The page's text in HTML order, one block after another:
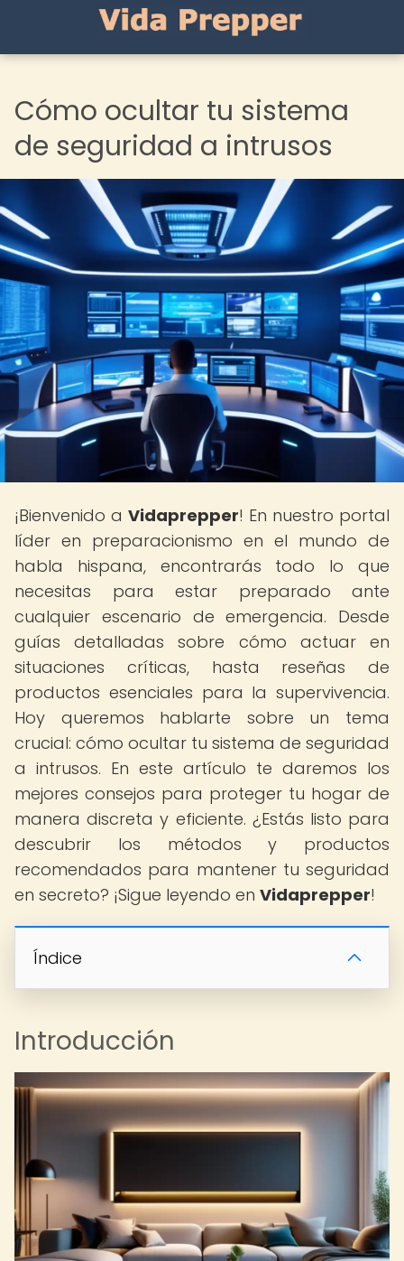
Cómo ocultar tu sistema
de seguridad a intrusos
¡Bienvenido a Vidaprepper! En nuestro portal
líder en preparacionismo en el mundo de
habla hispana, encontrarás todo lo que
necesitas para estar preparado ante
cualquier escenario de emergencia. Desde
guías detalladas sobre cómo actuar en
situaciones críticas, hasta reseñas de
productos esenciales para la supervivencia.
Hoy queremos hablarte sobre un tema
crucial: cómo ocultar tu sistema de seguridad
a intrusos. En este artículo te daremos los
mejores consejos para proteger tu hogar de
manera discreta y eficiente. ¿Estás listo para
descubrir los métodos y productos
recomendados para mantener tu seguridad
en secreto? ¡Sigue leyendo en Vidaprepper!
Índice
Introducción